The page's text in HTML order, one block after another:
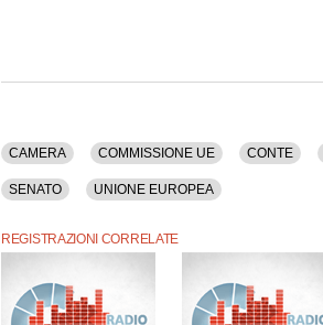
CAMERA COMMISSIONE UE CONTE
SENATO UNIONE EUROPEA
REGISTRAZIONI CORRELATE